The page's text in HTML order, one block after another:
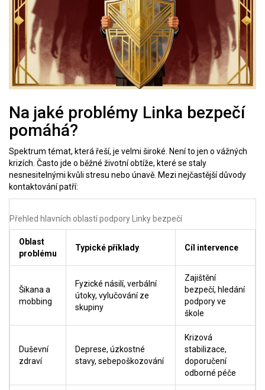
Na jaké problémy Linka bezpečí
pomáhá?
Spektrum témat, která řeší, je velmi široké. Není to jen o vážných
krizích. Často jde o běžné životní obtíže, které se staly
nesnesitelnými kvůli stresu nebo únavě. Mezi nejčastější důvody
kontaktování patří:
Přehled hlavních oblastí podpory Linky bezpečí
Oblast
problému
Typické příklady Cíl intervence
Šikana a
mobbing
Fyzické násilí, verbální
útoky, vylučování ze
skupiny
Zajištění
bezpečí, hledání
podpory ve
škole
Duševní
zdraví
Deprese, úzkostné
stavy, sebepoškozování
Krizová
stabilizace,
doporučení
odborné péče